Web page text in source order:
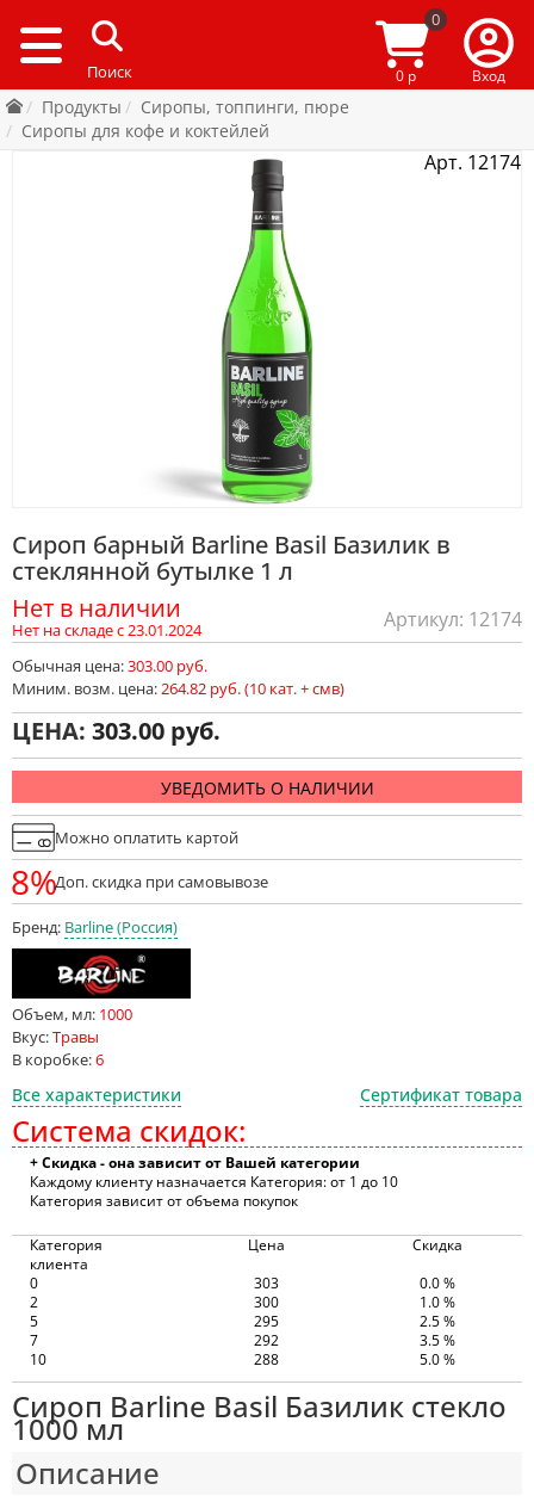
0
0 р Вход
Продукты
Сиропы, топпинги, пюре
Сиропы для кофе и коктейлей
Арт. 12174
Сироп барный Barline Basil Базилик в
стеклянной бутылке 1 л
Нет в наличии
Нет на складе с 23.01.2024 Артикул: 12174
Обычная цена:303.00 руб.
Миним. возм. цена:264.82 руб. (10 кат. + смв)
ЦЕНА: 303.00
УВЕДОМИТЬ О НАЛИЧИИ
Можно оплатить картой
8%Доп. скидка при самовывозе
Бренд: Barline (Россия)
Объем, мл: 1000
Вкус:Травы
В коробке:6
Все характеристики Сертификат товара
Система скидок:
+ Скидка - она зависит от Вашей категории
Каждому клиенту назначается Категория: от 1 до 10
Категория зависит от объема покупок
Категория
клиента
Цена
Скидка
0
303
0.0 %
2
300
1.0 %
5
295
2.5 %
7
292
3.5 %
10
288 5.0 %
Сироп Barline Basil Базилик стекло
1000 мл
Описание